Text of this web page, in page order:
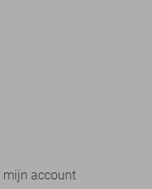
mijn account